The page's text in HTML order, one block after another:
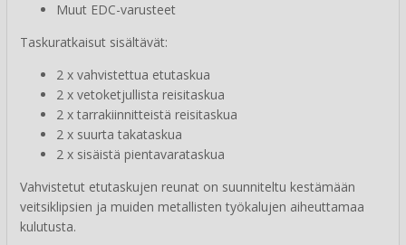
Muut EDC-varusteet
Taskuratkaisut sisältävät:
2 x vahvistettua etutaskua
2 x vetoketjullista reisitaskua
2 x tarrakiinnitteistä reisitaskua
2 x suurta takataskua
2 x sisäistä pientavarataskua
Vahvistetut etutaskujen reunat on suunniteltu kestämään
veitsiklipsien ja muiden metallisten työkalujen aiheuttamaa
kulutusta.